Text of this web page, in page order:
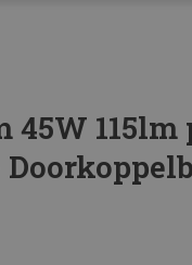
45W 115lm